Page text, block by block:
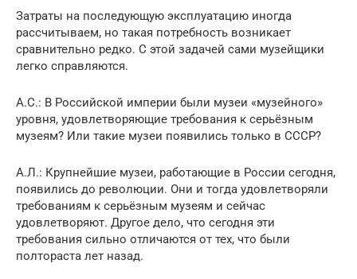
Затраты на последующую эксплуатацию иногда
рассчитываем, но такая потребность возникает
сравнительно редко. С этой задачей сами музейщики
легко справляются.
А.С.: В Российской империи были музеи «музейного»
уровня, удовлетворяющие требования к серьёзным
музеям? Или такие музеи появились только в СССР?
А.Л.: Крупнейшие музеи, работающие в России сегодня,
появились до революции. Они и тогда удовлетворяли
требованиям к серьёзным музеям и сейчас
удовлетворяют. Другое дело, что сегодня эти
требования сильно отличаются от тех, что были
полтораста лет назад.